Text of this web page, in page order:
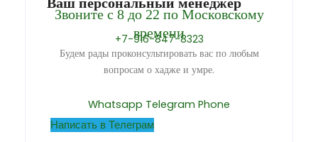
Звоните с 8 до 22 по Московскому
времени
+7-916-847-8323
Будем рады проконсультировать вас по любым
вопросам о хадже и умре.
Whatsapp Telegram Phone
Написать в Телеграм